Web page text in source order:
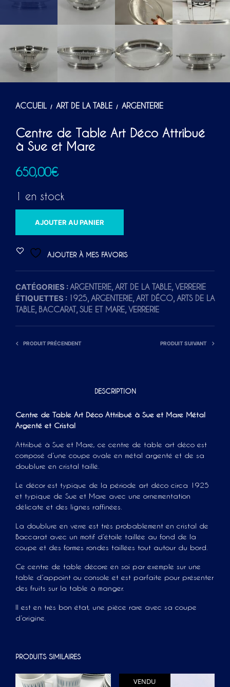
ACCUEIL / ART DE LA TABLE / ARGENTERIE
Centre de Table Art Déco Attribué
à Sue et Mare
650,00€
1 en stock
AJOUTER AU PANIER
R
N
A
T
I
AJOUTER À MES FAVORIS
CATÉGORIES :ARGENTERIE,ART DE LA TABLE, VERRERIE
ÉTIQUETTES : 1925,ARGENTERIE,ART DÉCO,ARTS DE LA
TABLE, BACCARAT ,SUE ET MARE, VERRERIE
PRODUIT PRÉCENDENT PRODUIT SUIVANT
DESCRIPTION
Centre de Table Art Déco Attribué à Sue et Mare Métal
Argenté et Cristal
Attribué à Sue et Mare, ce centre de table art déco est
composé d’une coupe ovale en métal argenté et de sa
doublure en cristal taillé.
Le décor est typique de la période art déco circa 1925
et typique de Sue et Mare avec une ornementation
délicate et des lignes raffinées.
La doublure en verre est très probablement en cristal de
Baccarat avec un motif d’étoile taillée au fond de la
coupe et des formes rondes taillées tout autour du bord.
Ce centre de table décore en soi par exemple sur une
table d’appoint ou console et est parfaite pour présenter
des fruits sur la table à manger.
Il est en très bon état, une pièce rare avec sa coupe
d’origine.
PRODUITS SIMILAIRES
VENDU